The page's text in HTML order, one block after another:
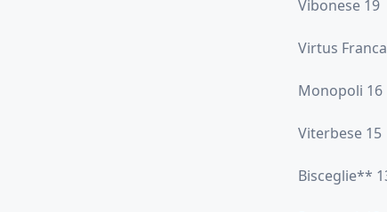
Vibonese 19
Virtus
Monopoli 16
Viterbese 15
Bisceglie**